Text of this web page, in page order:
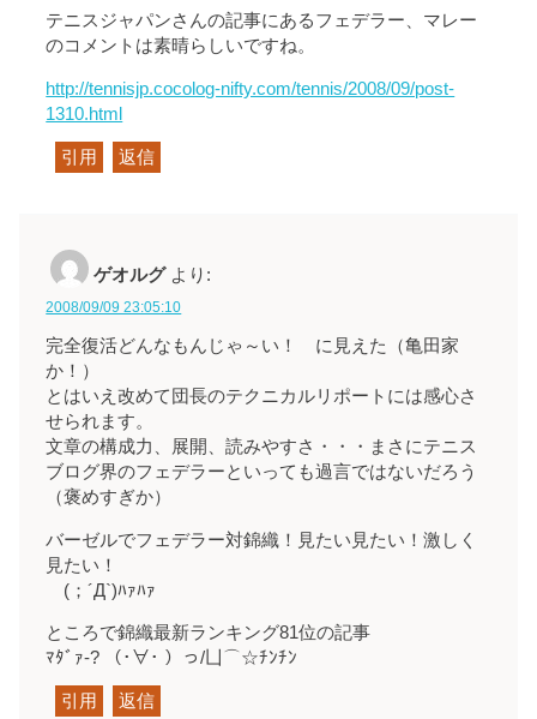
テニスジャパンさんの記事にあるフェデラー、マレー
のコメントは素晴らしいですね。
http://tennisjp.cocolog-nifty.com/tennis/2008/09/post-
1310.html
引用 返信
ゲオルグ より:
2008/09/09 23:05:10
完全復活どんなもんじゃ～い！ に見えた（亀田家
か！）
とはいえ改めて団長のテクニカルリポートには感心さ
せられます。
文章の構成力、展開、読みやすさ・・・まさにテニス
ブログ界のフェデラーといっても過言ではないだろう
（褒めすぎか）
バーゼルでフェデラー対錦織！見たい見たい！激しく
見たい！
(；´Д`)ﾊｧﾊｧ
ところで錦織最新ランキング81位の記事
ﾏﾀﾞｧ-? （･∀･ ）っ/凵⌒☆ﾁﾝﾁﾝ
引用 返信